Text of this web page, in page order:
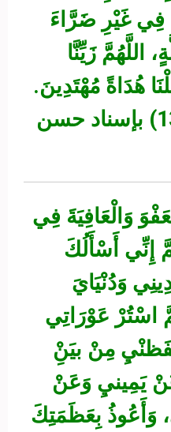
فِي غَيْرِ ضَرَّاءَ
اللَّهُمَّ زَيِّنَّا
هُدَاةً مُهْتَدِينَ.
رواه النَّسائي (1305) بإسناد حسن
وَالْعَافِيَةَ فِي
إِنِّي أَسْأَلُكَ
وَدُنْيَايَ
اسْتُرْ عَوْرَاتِي
مِنْ بيَنِْ
يَمِينيِ وَعَنْ
وَأَعُوذُ بِعَظَمَتِكَ